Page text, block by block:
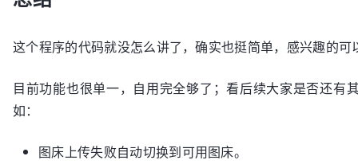
这个程序的代码就没怎么讲了，确实也挺简单，感兴趣的可
目前功能也很单一，自用完全够了；看后续大家是否还有
如：
图床上传失败自动切换到可用图床。